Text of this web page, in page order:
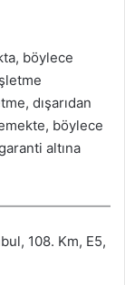
böylece
dışarıdan
böylece
altına
108. Km, E5,